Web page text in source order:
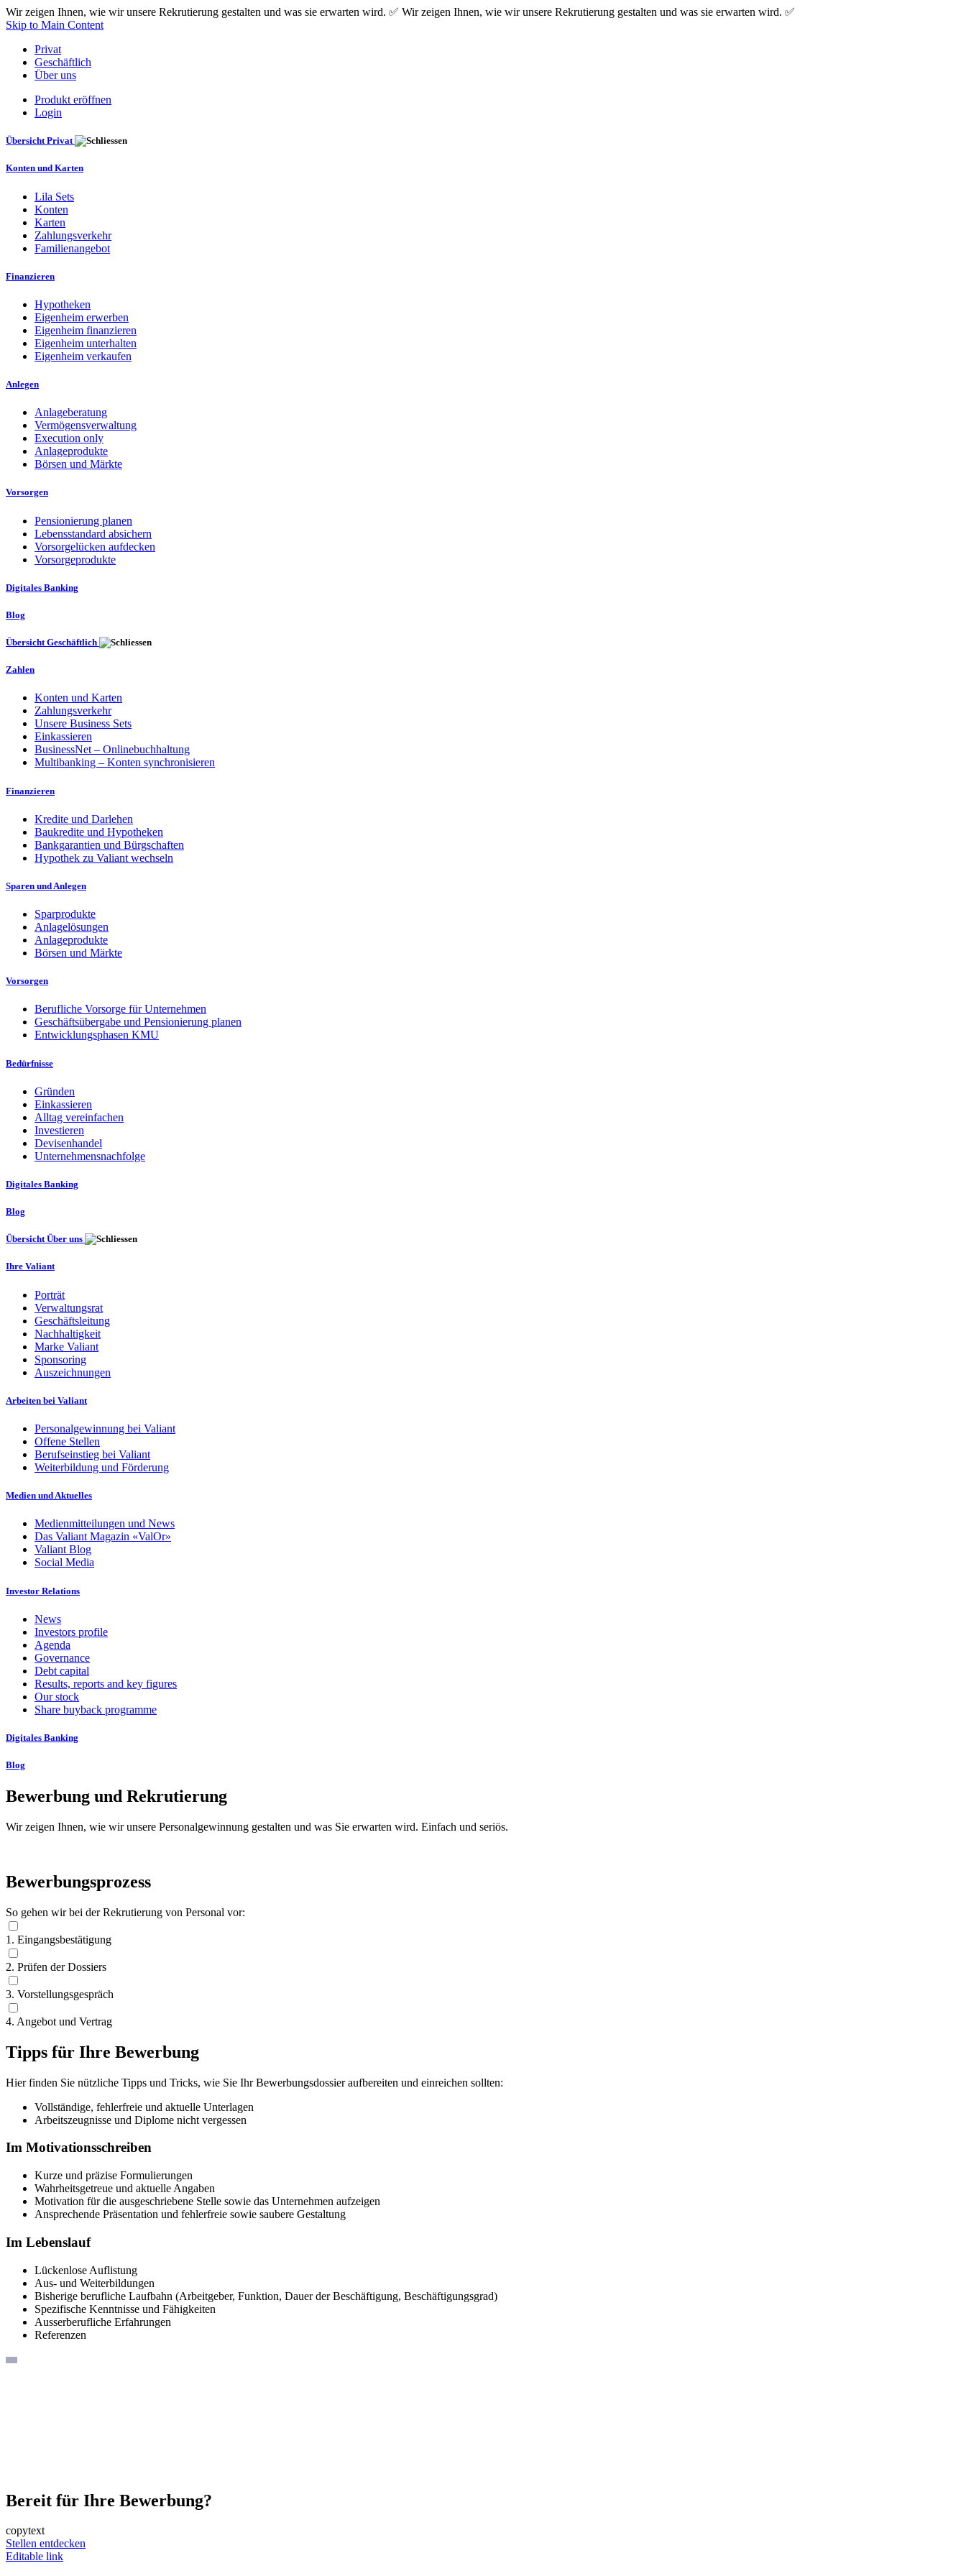
Wir zeigen Ihnen, wie wir unsere Rekrutierung gestalten und was sie erwarten wird. ✅ Wir zeigen Ihnen, wie wir unsere Rekrutierung gestalten und was sie erwarten wird. ✅
Skip to Main Content
Privat
Geschäftlich
Über uns
Produkt eröffnen
Login
Übersicht Privat
Konten und Karten
Lila Sets
Konten
Karten
Zahlungsverkehr
Familienangebot
Finanzieren
Hypotheken
Eigenheim erwerben
Eigenheim finanzieren
Eigenheim unterhalten
Eigenheim verkaufen
Anlegen
Anlageberatung
Vermögensverwaltung
Execution only
Anlageprodukte
Börsen und Märkte
Vorsorgen
Pensionierung planen
Lebensstandard absichern
Vorsorgelücken aufdecken
Vorsorgeprodukte
Digitales Banking
Blog
Übersicht Geschäftlich
Zahlen
Konten und Karten
Zahlungsverkehr
Unsere Business Sets
Einkassieren
BusinessNet – Onlinebuchhaltung
Multibanking – Konten synchronisieren
Finanzieren
Kredite und Darlehen
Baukredite und Hypotheken
Bankgarantien und Bürgschaften
Hypothek zu Valiant wechseln
Sparen und Anlegen
Sparprodukte
Anlagelösungen
Anlageprodukte
Börsen und Märkte
Vorsorgen
Berufliche Vorsorge für Unternehmen
Geschäftsübergabe und Pensionierung planen
Entwicklungsphasen KMU
Bedürfnisse
Gründen
Einkassieren
Alltag vereinfachen
Investieren
Devisenhandel
Unternehmensnachfolge
Digitales Banking
Blog
Übersicht Über uns
Ihre Valiant
Porträt
Verwaltungsrat
Geschäftsleitung
Nachhaltigkeit
Marke Valiant
Sponsoring
Auszeichnungen
Arbeiten bei Valiant
Personalgewinnung bei Valiant
Offene Stellen
Berufseinstieg bei Valiant
Weiterbildung und Förderung
Medien und Aktuelles
Medienmitteilungen und News
Das Valiant Magazin «ValOr»
Valiant Blog
Social Media
Investor Relations
News
Investors profile
Agenda
Governance
Debt capital
Results, reports and key figures
Our stock
Share buyback programme
Digitales Banking
Blog
Bewerbung und Rekrutierung
Wir zeigen Ihnen, wie wir unsere Personalgewinnung gestalten und was Sie erwarten wird. Einfach und seriös.
Bewerbungsprozess
So gehen wir bei der Rekrutierung von Personal vor:
1. Eingangsbestätigung
2. Prüfen der Dossiers
3. Vorstellungsgespräch
4. Angebot und Vertrag
Tipps für Ihre Bewerbung
Hier finden Sie nützliche Tipps und Tricks, wie Sie Ihr Bewerbungsdossier aufbereiten und einreichen sollten:
Vollständige, fehlerfreie und aktuelle Unterlagen
Arbeitszeugnisse und Diplome nicht vergessen
Im Motivationsschreiben
Kurze und präzise Formulierungen
Wahrheitsgetreue und aktuelle Angaben
Motivation für die ausgeschriebene Stelle sowie das Unternehmen aufzeigen
Ansprechende Präsentation und fehlerfreie sowie saubere Gestaltung
Im Lebenslauf
Lückenlose Auflistung
Aus- und Weiterbildungen
Bisherige berufliche Laufbahn (Arbeitgeber, Funktion, Dauer der Beschäftigung, Beschäftigungsgrad)
Spezifische Kenntnisse und Fähigkeiten
Ausserberufliche Erfahrungen
Referenzen
Bereit für Ihre Bewerbung?
copytext
Stellen entdecken
Editable link